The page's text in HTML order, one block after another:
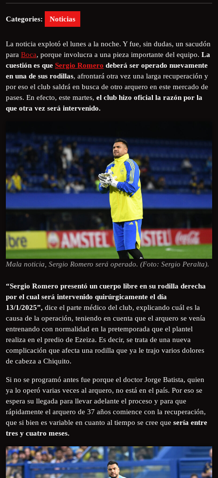
Categories: Noticias
La noticia explotó el lunes a la noche. Y fue, sin dudas, un sacudón
para Boca, porque involucra a una pieza importante del equipo. La
cuestión es que Sergio Romero deberá ser operado nuevamente
en una de sus rodillas, afrontará otra vez una larga recuperación y
por eso el club saldrá en busca de otro arquero en este mercado de
pases. En efecto, este martes, el club hizo oficial la razón por la
que otra vez será intervenido.
Mala noticia, Sergio Romero será operado. (Foto: Sergio Peralta).
“Sergio Romero presentó un cuerpo libre en su rodilla derecha
por el cual será intervenido quirúrgicamente el día
13/1/2025”, dice el parte médico del club, explicando cuál es la
causa de la operación, teniendo en cuenta que el arquero se venía
entrenando con normalidad en la pretemporada que el plantel
realiza en el predio de Ezeiza. Es decir, se trata de una nueva
complicación que afecta una rodilla que ya le trajo varios dolores
de cabeza a Chiquito.
Si no se programó antes fue porque el doctor Jorge Batista, quien
ya lo operó varias veces al arquero, no está en el país. Por eso se
espera su llegada para llevar adelante el proceso y para que
rápidamente el arquero de 37 años comience con la recuperación,
que si bien es variable en cuanto al tiempo se cree que sería entre
tres y cuatro meses.